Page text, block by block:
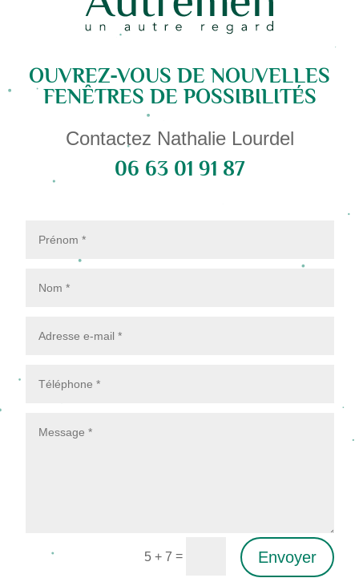
OUVREZ-VOUS DE NOUVELLES
FENÊTRES DE POSSIBILITÉS
Contactez Nathalie Lourdel
06 63 01 91 87
5 + 7 = Envoyer